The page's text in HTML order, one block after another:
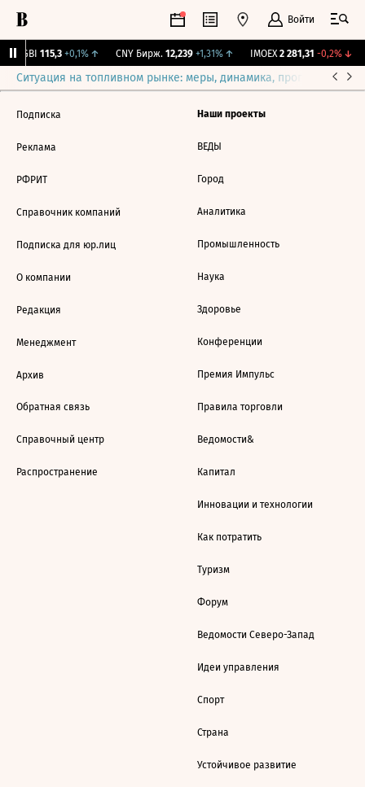
Войти
RGBI 115,3 +0,1%↑ CNY Бирж. 12,239 +1,31%↑ IMOEX 2 281,31 -0,2%↓
Ситуация на топливном рынке: меры, динамика, прогнозы
Подписка
Реклама
РФРИТ
Справочник компаний
Подписка для юр.лиц
О компании
Редакция
Менеджмент
Архив
Обратная связь
Справочный центр
Распространение
Наши проекты
ВЕДЫ
Город
Аналитика
Промышленность
Наука
Здоровье
Конференции
Премия Импульс
Правила торговли
Ведомости&
Капитал
Инновации и технологии
Как потратить
Туризм
Форум
Ведомости Северо-Запад
Идеи управления
Спорт
Страна
Устойчивое развитие